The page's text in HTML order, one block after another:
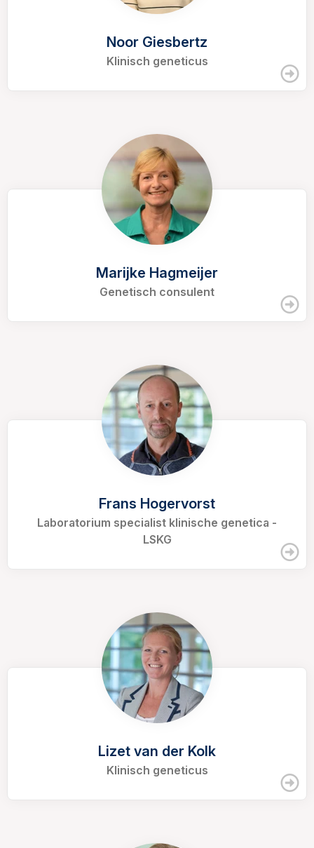
Noor Giesbertz
Klinisch geneticus
Marijke Hagmeijer
Genetisch consulent
Frans Hogervorst
Laboratorium specialist klinische genetica -
LSKG
Lizet van der Kolk
Klinisch geneticus